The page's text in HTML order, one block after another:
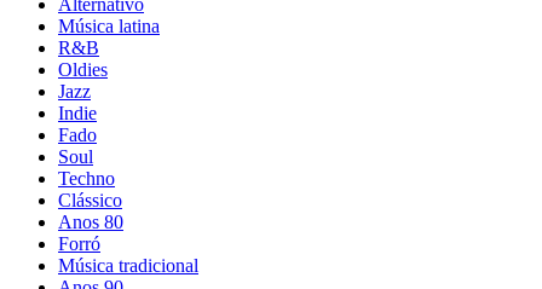
Alternativo
Música latina
R&B
Oldies
Jazz
Indie
Fado
Soul
Techno
Clássico
Anos 80
Forró
Música tradicional